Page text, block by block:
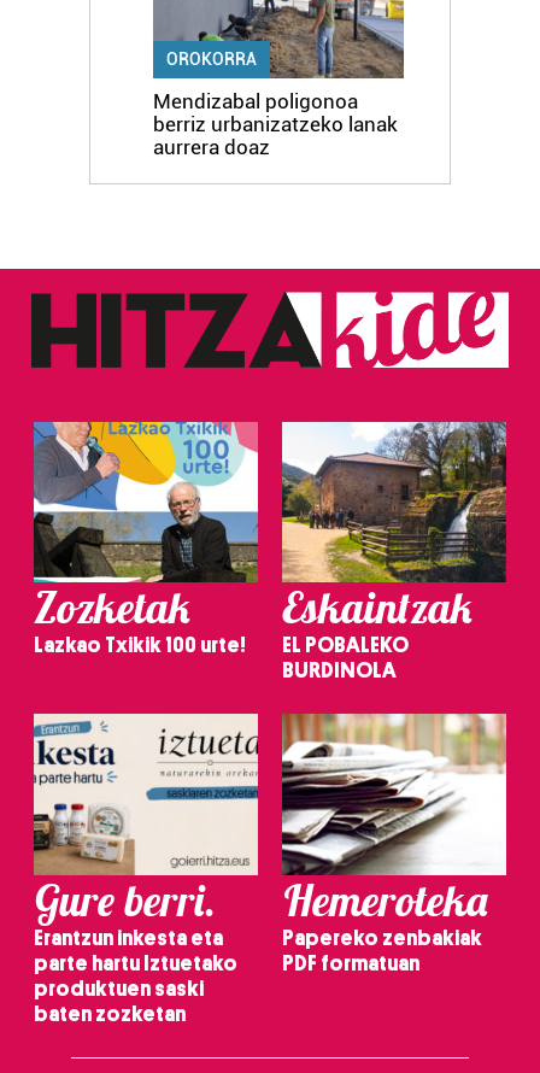
OROKORRA
Mendizabal poligonoa
berriz urbanizatzeko lanak
aurrera doaz
Zozketak
Lazkao Txikik 100 urte!
Eskaintzak
EL POBALEKO
BURDINOLA
Gure berri.
Erantzun inkesta eta
parte hartu Iztuetako
produktuen saski
baten zozketan
Hemeroteka
Papereko zenbakiak
PDF formatuan